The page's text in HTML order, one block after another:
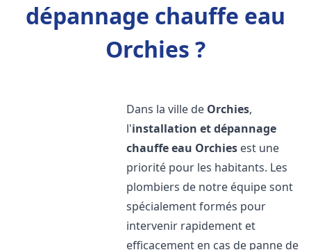
dépannage chauffe eau
Orchies ?
Dans la ville de Orchies,
l'installation et dépannage
chauffe eau Orchies est une
priorité pour les habitants. Les
plombiers de notre équipe sont
spécialement formés pour
intervenir rapidement et
efficacement en cas de panne de